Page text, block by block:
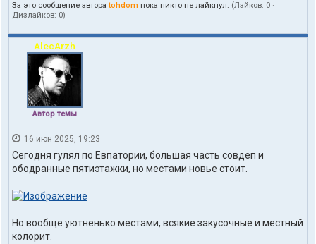
о
з
o
h
d
За это сообщение автораtohdom пока никто не лайкнул. (Лайков: 0 ·
Дизлайков: 0)
AlecArzh
Автор темы
16 июн 2025, 19:23
Сегодня гулял по Евпатории, большая часть совдеп и
ободранные пятиэтажки, но местами новье стоит.
Но вообще уютненько местами, всякие закусочные и местный
колорит.